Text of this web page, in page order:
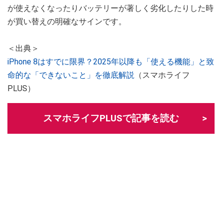
が使えなくなったりバッテリーが著しく劣化したりした時
が買い替えの明確なサインです。
＜出典＞
iPhone 8はすでに限界？2025年以降も「使える機能」と致
命的な「できないこと」を徹底解説
（スマホライフ
PLUS）
スマホライフPLUSで記事を読む